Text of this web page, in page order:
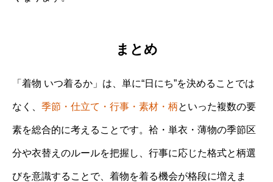
まとめ
「着物 いつ着るか」は、単に“日にち”を決めることでは
なく、 季節・仕立て・行事・素材・柄といった複数の要
素を総合的に考えることです。袷・単衣・薄物の季節区
分や衣替えのルールを把握し、行事に応じた格式と柄選
びを意識することで、着物を着る機会が格段に増えま